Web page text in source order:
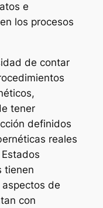
e
los procesos
de contar
tener
definidos
reales
tienen
de
con